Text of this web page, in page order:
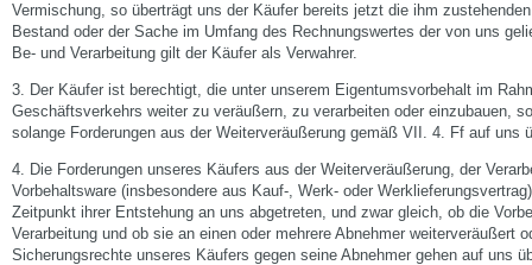
Vermischung, so überträgt uns der Käufer bereits jetzt die ihm
Bestand oder der Sache im Umfang des Rechnungswertes der von uns
Be- und Verarbeitung gilt der Käufer als Verwahrer.
3. Der Käufer ist berechtigt, die unter unserem Eigentumsvorbehalt im
Geschäftsverkehrs weiter zu veräußern, zu verarbeiten oder einzubauen,
solange Forderungen aus der Weiterveräußerung gemäß VII. 4. Ff auf uns
4. Die Forderungen unseres Käufers aus der Weiterveräußerung, der
Vorbehaltsware (insbesondere aus Kauf-, Werk- oder
Zeitpunkt ihrer Entstehung an uns abgetreten, und zwar gleich, ob die
Verarbeitung und ob sie an einen oder mehrere Abnehmer weiterveräußert
Sicherungsrechte unseres Käufers gegen seine Abnehmer gehen auf uns